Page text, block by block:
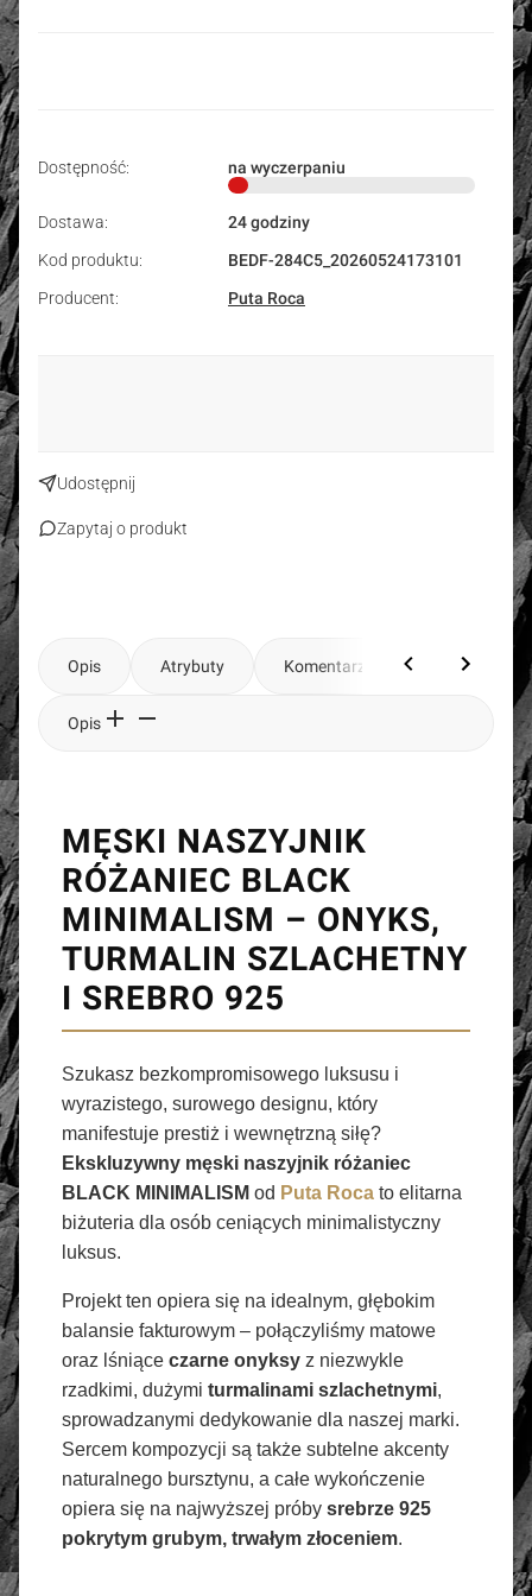
Dostępność: na wyczerpaniu
Dostawa:
24 godziny
Kod produktu:
BEDF-284C5_20260524173101
Producent:
Puta Roca
Udostępnij
Zapytaj o produkt
Opis Atrybuty Komentarze
Opis
MĘSKI NASZYJNIK
RÓŻANIEC BLACK
MINIMALISM – ONYKS,
TURMALIN SZLACHETNY
I SREBRO 925
Szukasz bezkompromisowego luksusu i
wyrazistego, surowego designu, który
manifestuje prestiż i wewnętrzną siłę?
Ekskluzywny męski naszyjnik różaniec
BLACK MINIMALISM od Puta Roca to elitarna
biżuteria dla osób ceniących minimalistyczny
luksus.
Projekt ten opiera się na idealnym, głębokim
balansie fakturowym – połączyliśmy matowe
oraz lśniące czarne onyksy z niezwykle
rzadkimi, dużymi turmalinami szlachetnymi,
sprowadzanymi dedykowanie dla naszej marki.
Sercem kompozycji są także subtelne akcenty
naturalnego bursztynu, a całe wykończenie
opiera się na najwyższej próby srebrze 925
pokrytym grubym, trwałym złoceniem.